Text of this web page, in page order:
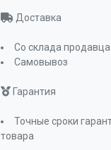
Доставка
Со склада продавца
Самовывоз
Гарантия
Точные сроки
товара